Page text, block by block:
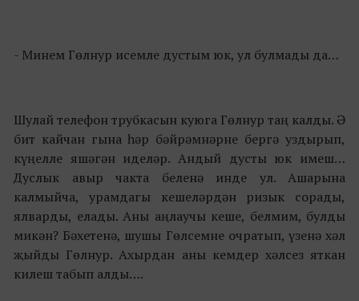
- Минем Гөлнур исемле дустым юк, ул булмады да…
Шулай телефон трубкасын куюга Гөлнур таң калды. Ә
бит кайчан гына һәр бәйрәмнәрне бергә уздырып,
күңелле яшәгән иделәр. Андый дусты юк имеш…
Дуслык авыр чакта беленә инде ул. Ашарына
калмыйча, урамдагы кешеләрдән ризык сорады,
ялварды, елады. Аны аңлаучы кеше, белмим, булды
микән? Бәхетенә, шушы Гөлсемне очратып, үзенә хәл
җыйды Гөлнур. Ахырдан аны кемдер хәлсез яткан
килеш табып алды….